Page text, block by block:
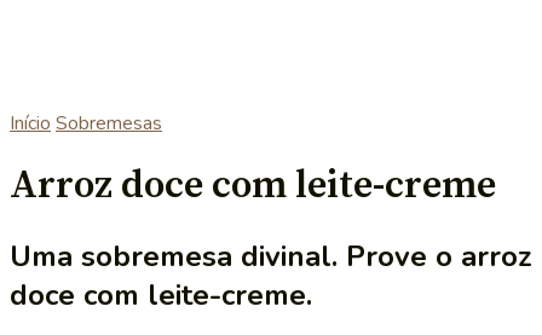
Início Sobremesas
Arroz doce com leite-creme
Uma sobremesa divinal. Prove o arroz
doce com leite-creme.